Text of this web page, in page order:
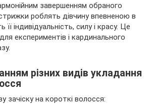
завершенням обраного
роблять дівчину впевненою в
індивідуальність, силу і красу. Це
експериментів і кардинального
різних видів укладання
зачіску на короткі волосся: